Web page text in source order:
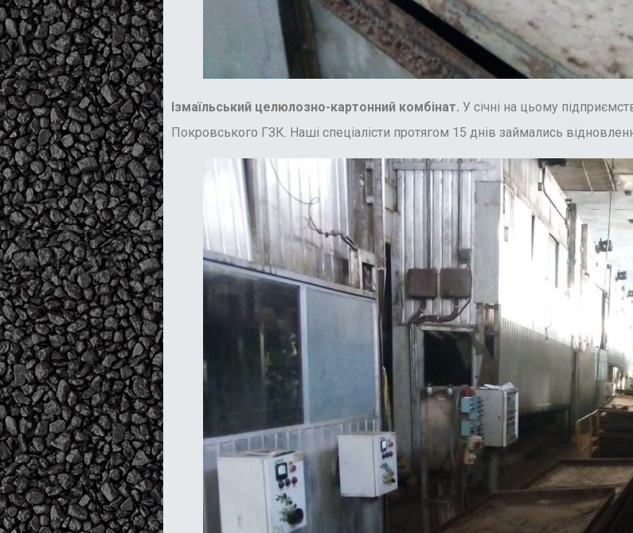
Ізмаїльський целюлозно-картонний комбінат.У січні на цьому
Покровського ГЗК. Наші спеціалісти протягом 15 днів займались